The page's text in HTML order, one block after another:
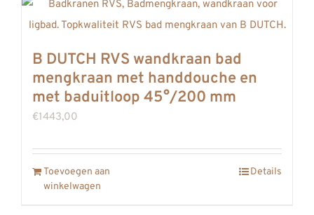
B DUTCH RVS wandkraan bad
mengkraan met handdouche en
met baduitloop 45°/200 mm
€1443,00
Toevoegen aan
winkelwagen
Details